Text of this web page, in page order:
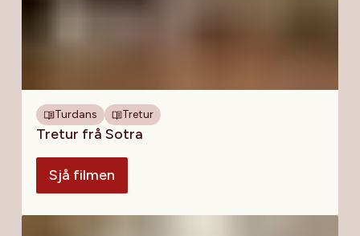
Turdans Tretur
Tretur frå Sotra
Sjå filmen